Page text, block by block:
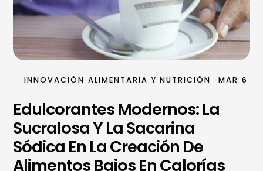
INNOVACIÓN ALIMENTARIA Y NUTRICIÓN MAR 6
Edulcorantes Modernos: La
Sucralosa Y La Sacarina
Sódica En La Creación De
Alimentos Bajos En Calorías